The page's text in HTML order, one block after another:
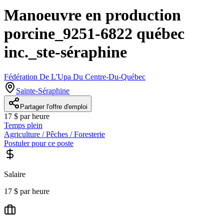
Manoeuvre en production
porcine_9251-6822 québec
inc._ste-séraphine
Fédération De L'Upa Du Centre-Du-Québec
Sainte-Séraphine
Partager l'offre d'emploi
17 $ par heure
Temps plein
Agriculture / Pêches / Foresterie
Postuler pour ce poste
Salaire
17 $ par heure